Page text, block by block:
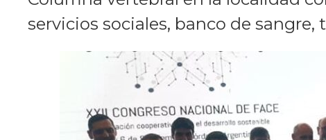
servicios sociales, banco de